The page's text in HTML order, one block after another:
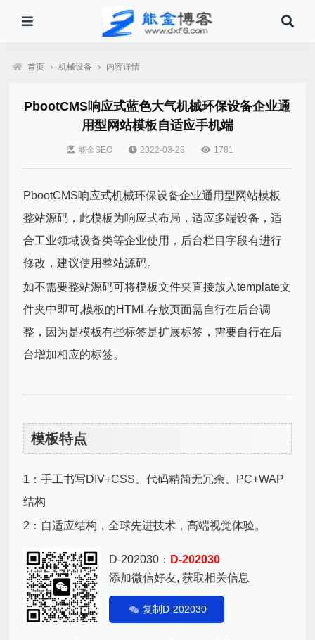
首页 › 机械设备 › 内容详情
PbootCMS响应式蓝色大气机械环保设备企业通
用型网站模板自适应手机端
能金SEO 2022-03-28 1781
PbootCMS响应式机械环保设备企业通用型网站模板
整站源码，此模板为响应式布局，适应多端设备，适
合工业领域设备类等企业使用，后台栏目字段有进行
修改，建议使用整站源码。
如不需要整站源码可将模板文件夹直接放入template文
件夹中即可,模板的HTML存放页面需自行在后台调
整，因为是模板有些标签是扩展标签，需要自行在后
台增加相应的标签。
模板特点
1：手工书写DIV+CSS、代码精简无冗余、PC+WAP
结构
2：自适应结构，全球先进技术，高端视觉体验。
D-202030： D-202030
添加微信好友, 获取相关信息
复制D-202030